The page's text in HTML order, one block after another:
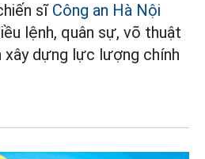
sĩ Công an Hà Nội
lệnh, quân sự, võ thuật
xây dựng lực lượng chính